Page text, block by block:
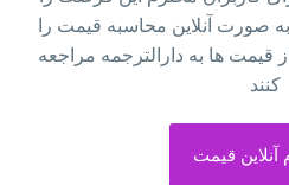
صورت آنلاین محاسبه قیمت را
قیمت ها به دارالترجمه مراجعه
کنند
آنلاین قیمت